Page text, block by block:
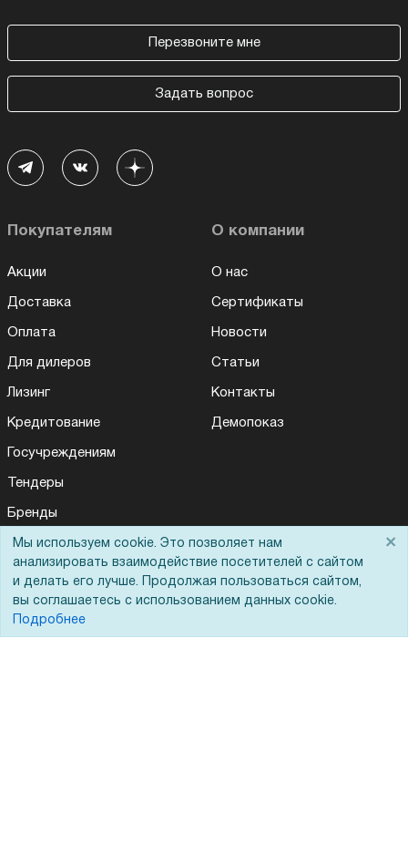
Перезвоните мне
Задать вопрос
Покупателям
Акции
Доставка
Оплата
Для дилеров
Лизинг
Кредитование
Госучреждениям
Тендеры
Бренды
ЭДО
О компании
О нас
Сертификаты
Новости
Статьи
Контакты
Демопоказ
Мы используем cookie. Это позволяет нам
анализировать взаимодействие посетителей с сайтом
и делать его лучше. Продолжая пользоваться сайтом,
вы соглашаетесь с использованием данных cookie.
Подробнее
×